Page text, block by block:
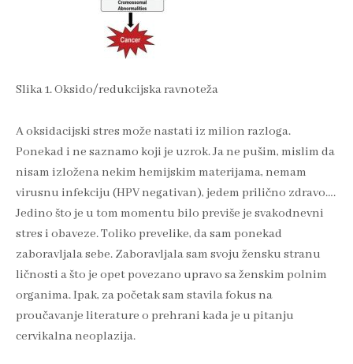
Slika 1. Oksido/redukcijska ravnoteža
A oksidacijski stres može nastati iz milion razloga.
Ponekad i ne saznamo koji je uzrok. Ja ne pušim, mislim da
nisam izložena nekim hemijskim materijama, nemam
virusnu infekciju (HPV negativan), jedem prilično zdravo….
Jedino što je u tom momentu bilo previše je svakodnevni
stres i obaveze. Toliko prevelike, da sam ponekad
zaboravljala sebe. Zaboravljala sam svoju žensku stranu
ličnosti a što je opet povezano upravo sa ženskim polnim
organima. Ipak, za početak sam stavila fokus na
proučavanje literature o prehrani kada je u pitanju
cervikalna neoplazija.